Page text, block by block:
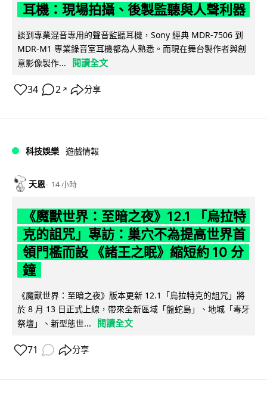
耳機：現場拍攝、後製監聽與人聲利器
談到專業混音專用的聲音監聽耳機，Sony 經典 MDR-7506 到
MDR-M1 專業錄音室耳機都為人熟悉。而現在舞台製作者與創
意影像製作...
閱讀全文
34 2 ↗ 分享
科技娛樂 遊戲情報
天恩 14 小時
《魔獸世界：至暗之夜》12.1 「烏拉特
克的詛咒」專訪：巢穴不為提高世界首
領門檻而設 《諸王之眠》縮短約 10 分
鐘
《魔獸世界：至暗之夜》版本更新 12.1「烏拉特克的詛咒」將
於 8 月 13 日正式上線，帶來全新區域「盤蛇島」、地城「毒牙
祭壇」、新型態世...
閱讀全文
71 分享